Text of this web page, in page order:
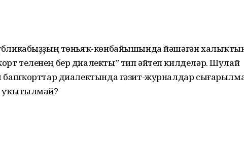
төньяҡ-көнбайышында йәшәгән
теленең бер диалекты” тип әйтеп килделәр. Шулай
башҡорттар диалектында гәзит-журналдар
уҡытылмай?